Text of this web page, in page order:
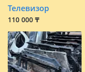
Телевизор
110 000 ₸